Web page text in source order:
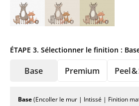
ÉTAPE 3. Sélectionner le finition :
Base Premium Peel
Base(Encoller le mur | Intissé | Finition